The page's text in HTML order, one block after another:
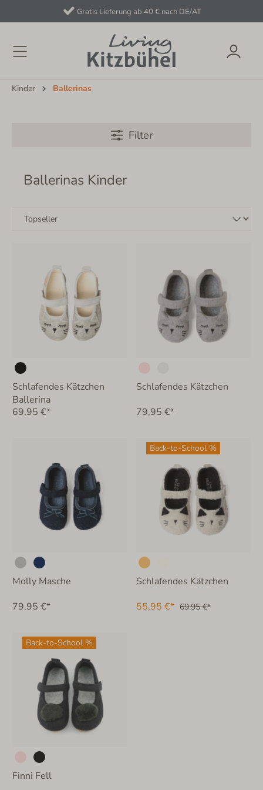
Gratis Lieferung ab 40 € nach DE/AT
Kinder Ballerinas
Filter
Ballerinas Kinder
Schlafendes Kätzchen
Ballerina
69,95 €*
Schlafendes Kätzchen
79,95 €*
Molly Masche
79,95 €*
Back-to-School %
Schlafendes Kätzchen
55,95 €* 69,95 €*
Back-to-School %
Finni Fell